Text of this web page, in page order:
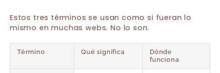
Estos tres términos se usan como si fueran lo
mismo en muchas webs. No lo son.
Término Qué significa
Dónde
funciona